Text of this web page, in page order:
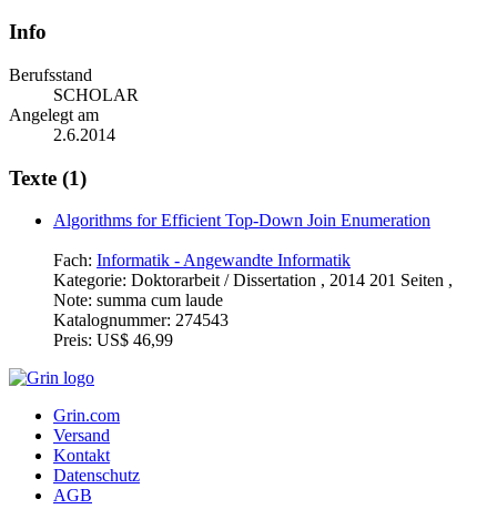
Info
Berufsstand
SCHOLAR
Angelegt am
2.6.2014
Texte (1)
Algorithms for Efficient Top-Down Join Enumeration
Fach: Informatik - Angewandte Informatik
Kategorie: Doktorarbeit / Dissertation , 2014 201 Seiten ,
Note: summa cum laude
Katalognummer: 274543
Preis: US$ 46,99
Grin.com
Versand
Kontakt
Datenschutz
AGB